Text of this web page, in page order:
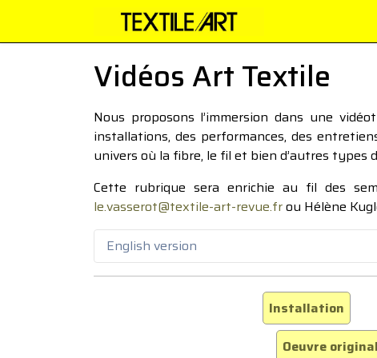
Vidéos Art Textile
Nous proposons l’immersion dans une
installations, des performances, des
univers où la fibre, le fil et bien d’autres types
Cette rubrique sera enrichie au fil des
le.vasserot@textile-art-revue.frou Hélène
English version
Installation
Oeuvre